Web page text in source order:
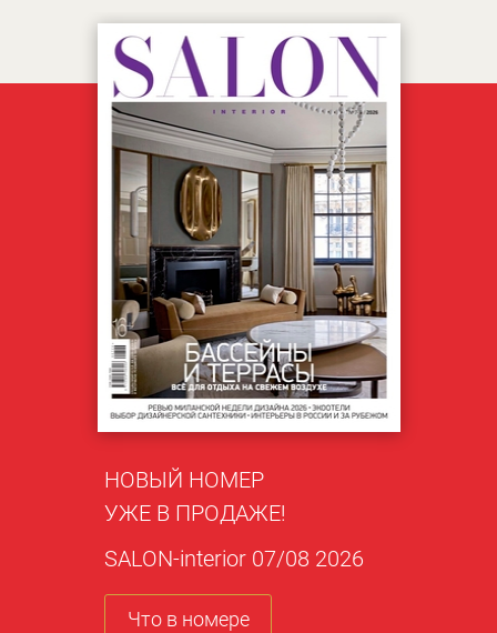
НОВЫЙ НОМЕР
УЖЕ В ПРОДАЖЕ!
SALON-interior 07/08 2026
Что в номере